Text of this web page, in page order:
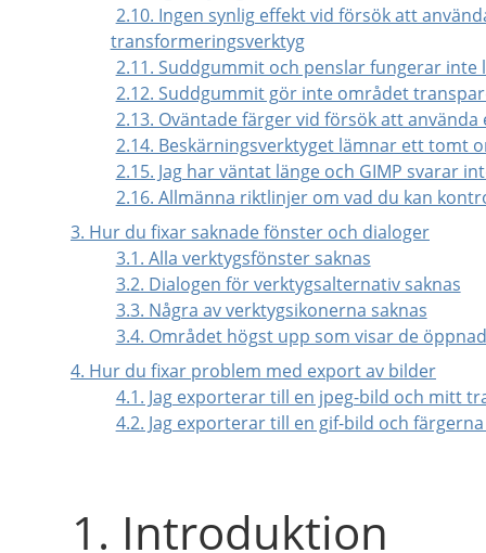
2.10. Ingen synlig effekt vid försök att
transformeringsverktyg
2.11. Suddgummit och penslar fungerar inte
2.12. Suddgummit gör inte området
2.13. Oväntade färger vid försök att
2.14. Beskärningsverktyget lämnar ett tomt
2.15. Jag har väntat länge och GIMP svarar
2.16. Allmänna riktlinjer om vad du kan
3. Hur du fixar saknade fönster och dialoger
3.1. Alla verktygsfönster saknas
3.2. Dialogen för verktygsalternativ saknas
3.3. Några av verktygsikonerna saknas
3.4. Området högst upp som visar de
4. Hur du fixar problem med export av bilder
4.1. Jag exporterar till en jpeg-bild och mitt
4.2. Jag exporterar till en gif-bild och
1. Introduktion